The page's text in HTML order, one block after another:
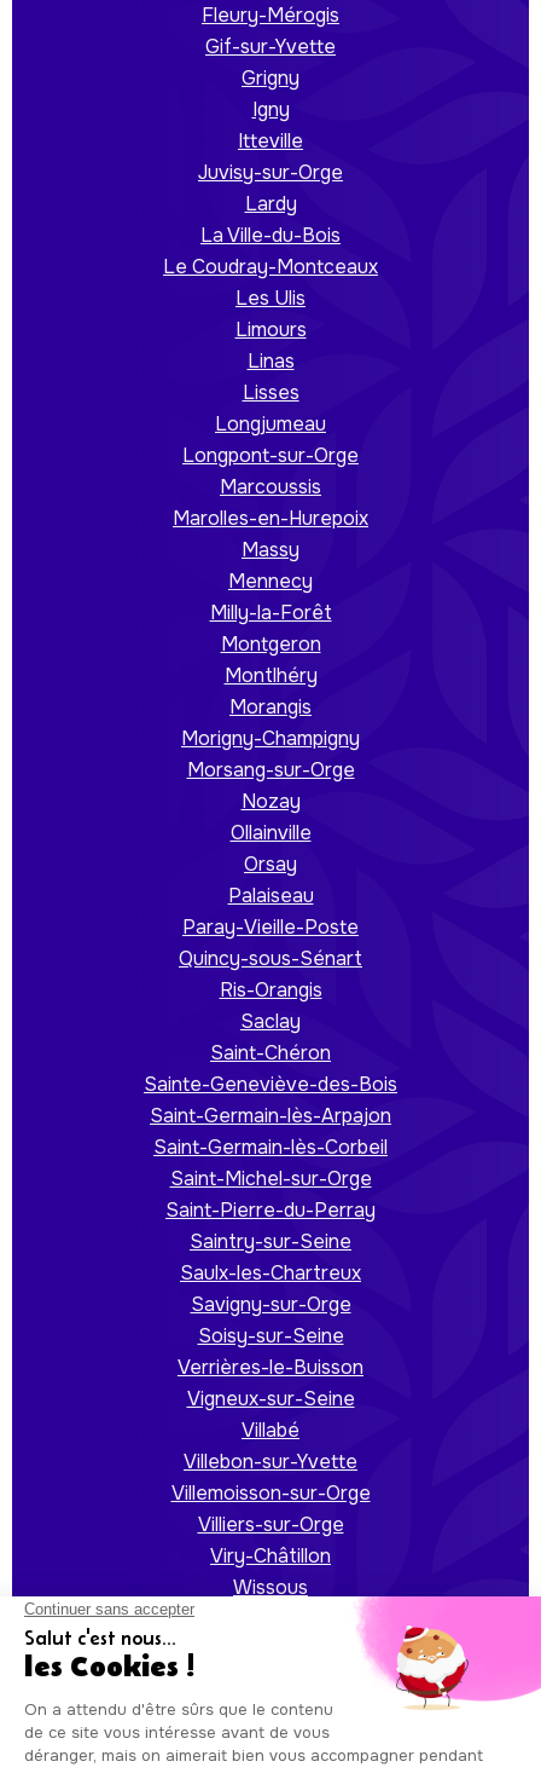
Fleury-Mérogis
Gif-sur-Yvette
Grigny
Igny
Itteville
Juvisy-sur-Orge
Lardy
La Ville-du-Bois
Le Coudray-Montceaux
Les Ulis
Limours
Linas
Lisses
Longjumeau
Longpont-sur-Orge
Marcoussis
Marolles-en-Hurepoix
Massy
Mennecy
Milly-la-Forêt
Montgeron
Montlhéry
Morangis
Morigny-Champigny
Morsang-sur-Orge
Nozay
Ollainville
Orsay
Palaiseau
Paray-Vieille-Poste
Quincy-sous-Sénart
Ris-Orangis
Saclay
Saint-Chéron
Sainte-Geneviève-des-Bois
Saint-Germain-lès-Arpajon
Saint-Germain-lès-Corbeil
Saint-Michel-sur-Orge
Saint-Pierre-du-Perray
Saintry-sur-Seine
Saulx-les-Chartreux
Savigny-sur-Orge
Soisy-sur-Seine
Verrières-le-Buisson
Vigneux-sur-Seine
Villabé
Villebon-sur-Yvette
Villemoisson-sur-Orge
Villiers-sur-Orge
Viry-Châtillon
Wissous
Auxicare